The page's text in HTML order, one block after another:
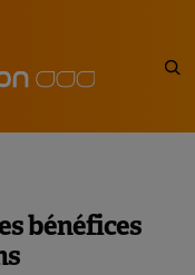
bénéfices